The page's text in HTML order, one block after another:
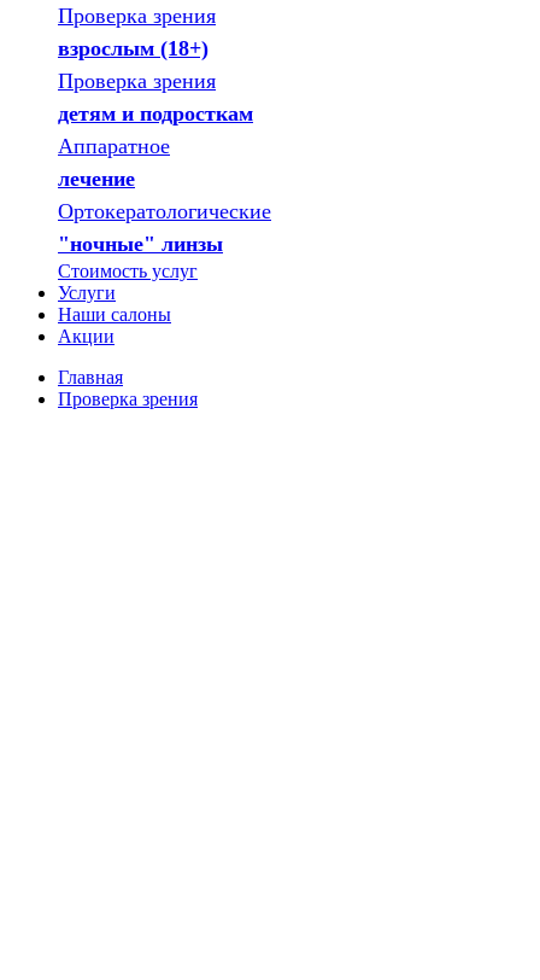
Проверка зрения
взрослым (18+)
Проверка зрения
детям и подросткам
Аппаратное
лечение
Ортокератологические
"ночные" линзы
Стоимость услуг
Услуги
Наши салоны
Акции
Главная
Проверка зрения